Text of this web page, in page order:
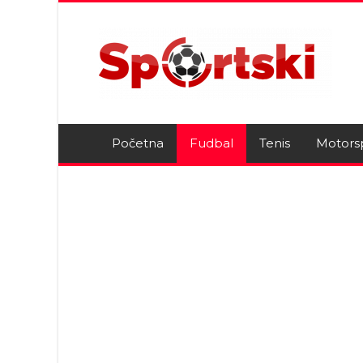
Početna Fudbal Tenis